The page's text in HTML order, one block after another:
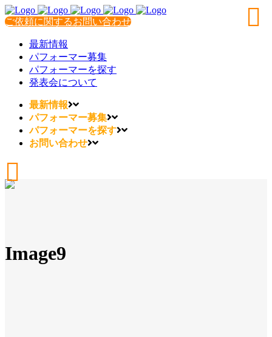
ご依頼に関するお問い合わせ
最新情報
パフォーマー募集
パフォーマーを探す
発表会について
最新情報
パフォーマー募集
パフォーマーを探す
お問い合わせ
Image9